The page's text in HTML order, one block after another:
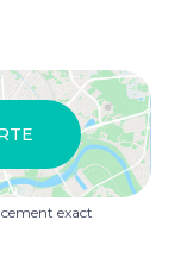
exact